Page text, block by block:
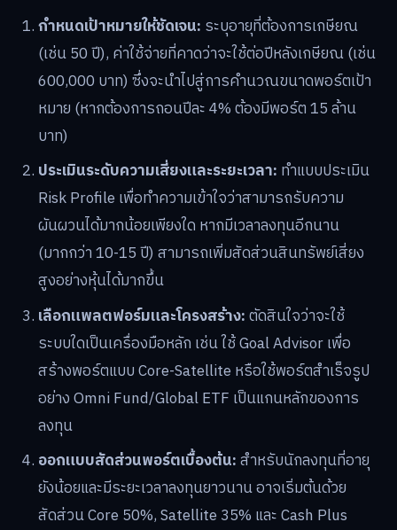
กำหนดเป้าหมายให้ชัดเจน: ระบุอายุที่ต้องการเกษียณ
(เช่น 50 ปี), ค่าใช้จ่ายที่คาดว่าจะใช้ต่อปีหลังเกษียณ (เช่น
600,000 บาท) ซึ่งจะนำไปสู่การคำนวณขนาดพอร์ตเป้า
หมาย (หากต้องการถอนปีละ 4% ต้องมีพอร์ต 15 ล้าน
บาท)
ประเมินระดับความเสี่ยงและระยะเวลา: ทำแบบประเมิน
Risk Profile เพื่อทำความเข้าใจว่าสามารถรับความ
ผันผวนได้มากน้อยเพียงใด หากมีเวลาลงทุนอีกนาน
(มากกว่า 10-15 ปี) สามารถเพิ่มสัดส่วนสินทรัพย์เสี่ยง
สูงอย่างหุ้นได้มากขึ้น
เลือกแพลตฟอร์มและโครงสร้าง:ตัดสินใจว่าจะใช้
ระบบใดเป็นเครื่องมือหลัก เช่น ใช้ Goal Advisor เพื่อ
สร้างพอร์ตแบบ Core-Satellite หรือใช้พอร์ตสำเร็จรูป
อย่าง Omni Fund/Global ETF เป็นแกนหลักของการ
ลงทุน
ออกแบบสัดส่วนพอร์ตเบื้องต้น:สำหรับนักลงทุนที่อายุ
ยังน้อยและมีระยะเวลาลงทุนยาวนาน อาจเริ่มต้นด้วย
สัดส่วน Core 50%, Satellite 35% และ Cash Plus